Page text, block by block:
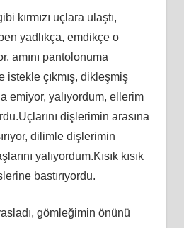
kırmızı uçlara ulaştı,
yadlıkça, emdikçe o
amını pantolonuma
istekle çıkmış, dikleşmiş
emiyor, yalıyordum, ellerim
dişlerimin arasına
dilimle dişlerimin
yalıyordum.Kısık kısık
bastırıyordu.
gömleğimin önünü